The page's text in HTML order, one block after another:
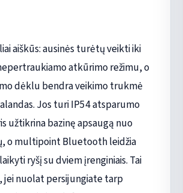
aiškūs: ausinės turėtų veikti iki
atkūrimo režimu, o
dėklu bendra veikimo trukmė
Jos turi IP54 atsparumo
užtikrina bazinę apsaugą nuo
o multipoint Bluetooth leidžia
ryšį su dviem įrenginiais. Tai
jei nuolat persijungiate tarp